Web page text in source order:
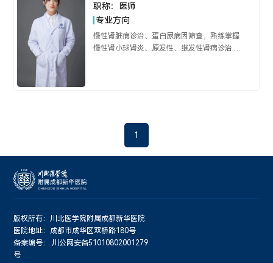
职称：
医师
专业方向
慢性肾脏病诊治、蛋白尿病因筛查，熟练掌握
慢性肾小球肾炎、原发性、继发性肾病诊治 ，
1
版权所有：川北医学院附属成都新华医院
医院地址：成都市成华区双桥路180号
备案编号： 川公网安备51010802001279
号